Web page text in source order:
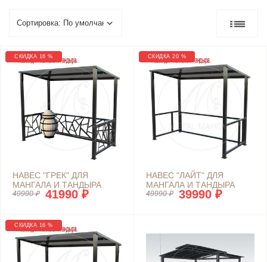
СКИДКА 16 %
НАВЕС "ГРЕК" ДЛЯ
МАНГАЛА И ТАНДЫРА
2400 Х 1150
49990 ₽ 41990 ₽
СКИДКА 20 %
НАВЕС "ЛАЙТ" ДЛЯ
МАНГАЛА И ТАНДЫРА
2400 Х 1150
49990 ₽ 39990 ₽
СКИДКА 16 %